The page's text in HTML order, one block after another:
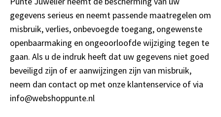
gegevens serieus en neemt passende maatregelen om
misbruik, verlies, onbevoegde toegang, ongewenste
openbaarmaking en ongeoorloofde wijziging tegen te
gaan. Als u de indruk heeft dat uw gegevens niet goed
beveiligd zijn of er aanwijzingen zijn van misbruik,
neem dan contact op met onze klantenservice of via
info@webshoppunte.nl